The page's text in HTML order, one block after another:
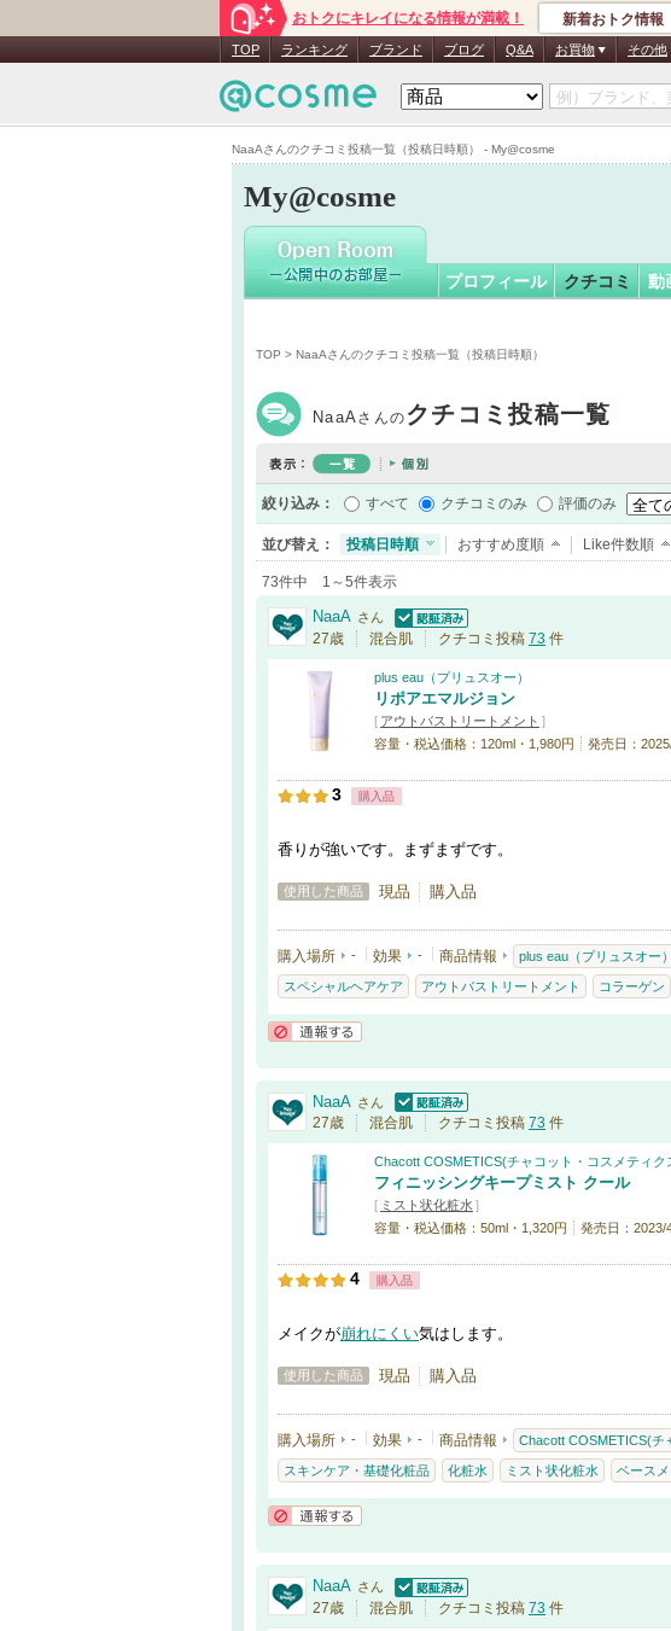
NaaAさんのクチコミ投稿一覧（投稿日時順） - My@cosme
おトクにキレイになる情報が満載！ 新着おトク情報
TOP ランキング ブランド ブログ Q&A お買物 その他
My@cosme
NaaAさん
認
証
プロフィール クチコミ 動
TOP > NaaAさんのクチコミ投稿一覧（投稿日時順）
NaaAさんのクチコミ投稿一覧
絞り込み： すべて クチコミのみ 評価のみ
並び替え： 投稿日時順 おすすめ度順 Like件数順
73件中 1～5件表示
NaaA さん
認証済
27歳 混合肌 クチコミ投稿 73 件
plus eau（プリュスオー）
リポアエマルジョン
[ アウトバストリートメント ]
容量・税込価格：120ml・1,980円
発売日：
3 購入品
香りが強いです。まずまずです。
使用した商品 現品 購入品
購入場所 - 効果 - 商品情報 plus eau（プリュスオー）
スペシャルヘアケア アウトバストリートメント コラーゲン
NaaA さん
認証済
27歳 混合肌 クチコミ投稿 73 件
Chacott COSMETICS(チャコット・コスメティク
フィニッシングキープミスト クール
[ ミスト状化粧水 ]
容量・税込価格：50ml・1,320円
発売日：2023/
4 購入品
メイクが崩れにくい気はします。
使用した商品 現品 購入品
購入場所 - 効果 - 商品情報 Chacott COSMETICS(チ
スキンケア・基礎化粧品 化粧水 ミスト状化粧水 ベースメ
NaaA さん
認証済
27歳 混合肌 クチコミ投稿 73 件